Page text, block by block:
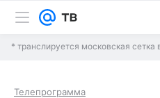
* транслируется московская сетка
Телепрограмма